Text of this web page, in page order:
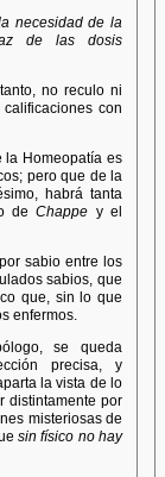
necesidad de la
de las dosis
no reculo ni
con
la Homeopatía es
pero que de la
habrá tanta
deChappe y el
sabio entre los
sabios, que
que, sin lo que
enfermos.
se queda
precisa, y
la vista de lo
distintamente por
misteriosas de
sin físico no hay